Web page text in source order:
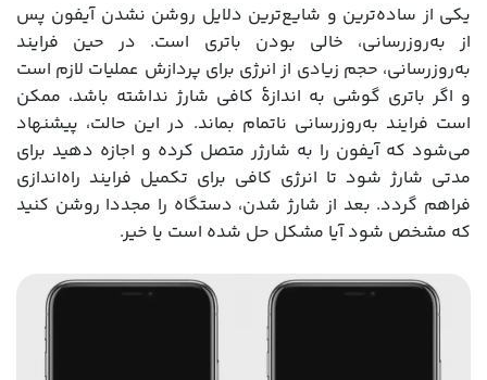
یکی از ساده‌ترین و شایع‌ترین دلایل روشن نشدن آیفون پس
از به‌روزرسانی، خالی بودن باتری است. در حین فرایند
به‌روزرسانی، حجم زیادی از انرژی برای پردازش عملیات لازم است
و اگر باتری گوشی به اندازۀ کافی شارژ نداشته باشد، ممکن
است فرایند به‌روزرسانی ناتمام بماند. در این حالت، پیشنهاد
می‌شود که آیفون را به شارژر متصل کرده و اجازه دهید برای
مدتی شارژ شود تا انرژی کافی برای تکمیل فرایند راه‌اندازی
فراهم گردد. بعد از شارژ شدن، دستگاه را مجددا روشن کنید
که مشخص شود آیا مشکل حل شده است یا خیر.